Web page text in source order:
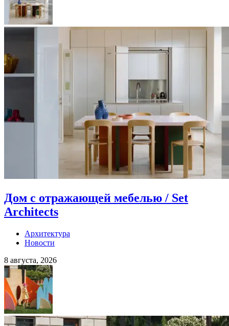
Дом с отражающей мебелью / Set
Architects
Архитектура
Новости
8 августа, 2026